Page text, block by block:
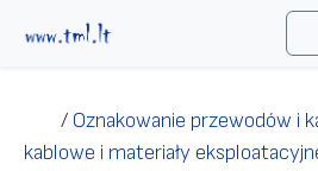
/ Oznakowanie przewodów i
kablowe i materiały